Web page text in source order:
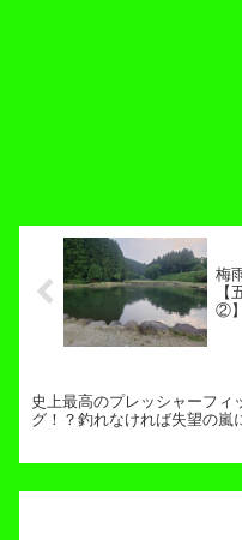
梅
②】
史上最高のプレッシャーフィ
グ！？釣れなければ失望の嵐